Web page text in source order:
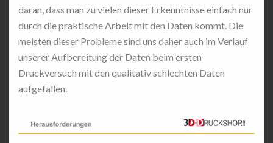
daran, dass man zu vielen dieser Erkenntnisse einfach nur
durch die praktische Arbeit mit den Daten kommt. Die
meisten dieser Probleme sind uns daher auch im Verlauf
unserer Aufbereitung der Daten beim ersten
Druckversuch mit den qualitativ schlechten Daten
aufgefallen.